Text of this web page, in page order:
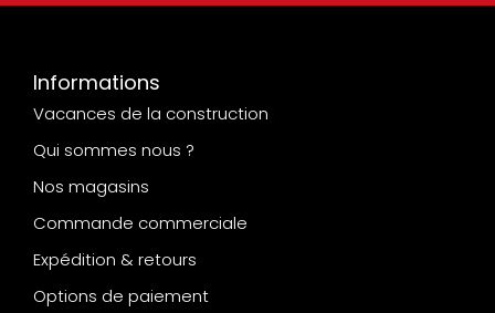
Informations
Vacances de la construction
Qui sommes nous ?
Nos magasins
Commande commerciale
Expédition & retours
Options de paiement